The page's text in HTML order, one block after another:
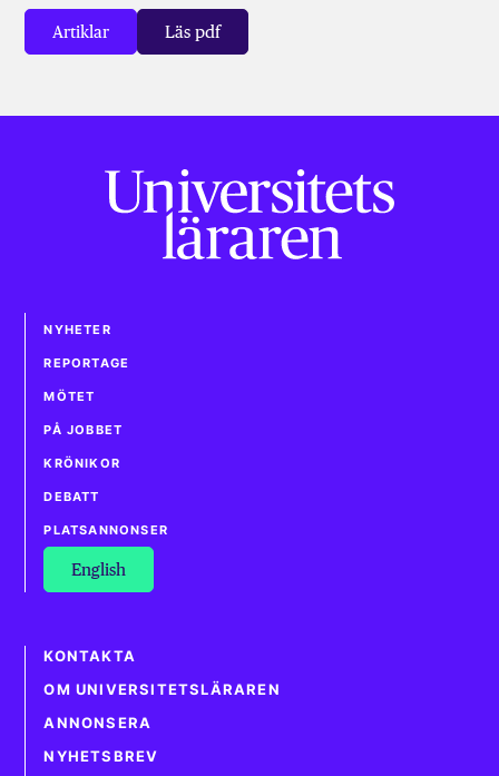
Artiklar Läs pdf
NYHETER
REPORTAGE
MÖTET
PÅ JOBBET
KRÖNIKOR
DEBATT
PLATSANNONSER
English
KONTAKTA
OM UNIVERSITETSLÄRAREN
ANNONSERA
NYHETSBREV